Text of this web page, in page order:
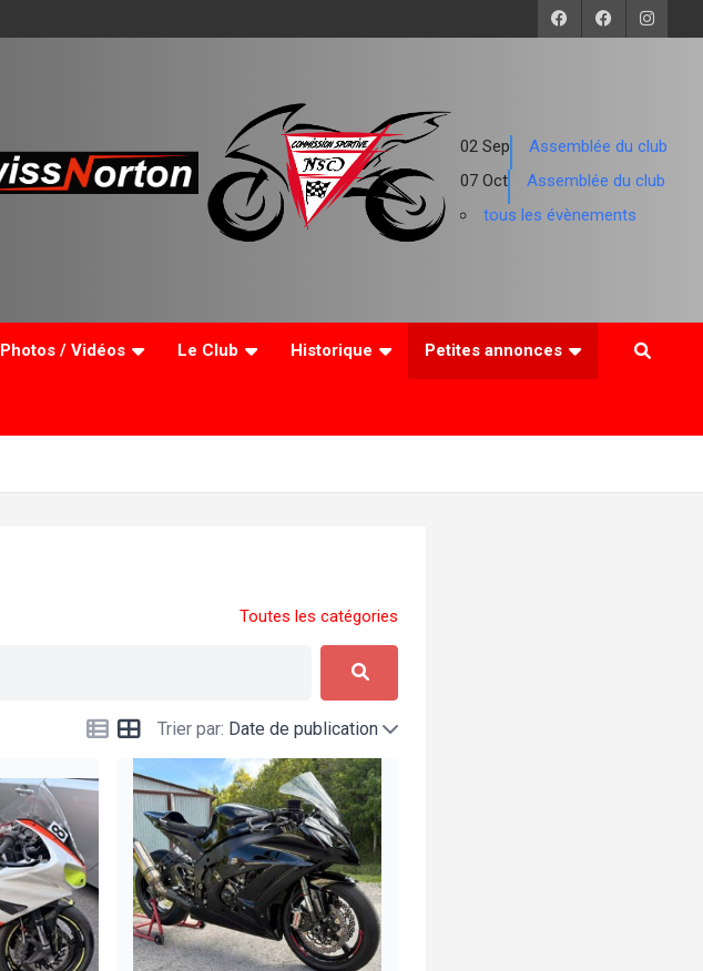
02 Sep
Assemblée du club
07 Oct
Assemblée du club
tous les évènements
Photos / Vidéos Le Club Historique Petites annonces
Toutes les catégories
Trier par: Date de publication